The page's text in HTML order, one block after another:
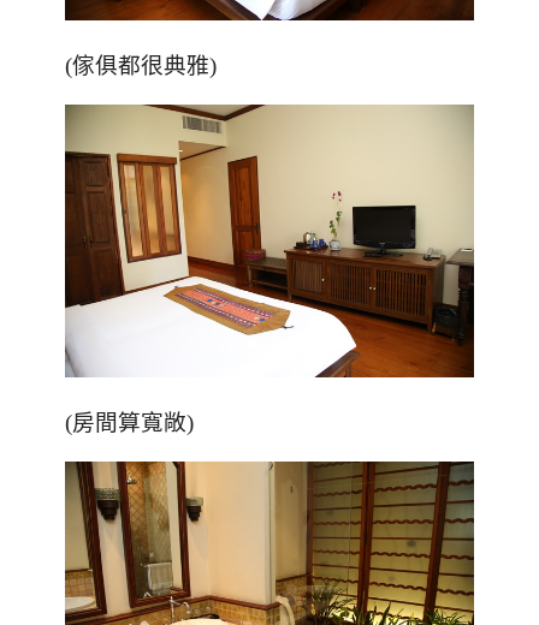
(傢俱都很典雅)
(房間算寬敞)